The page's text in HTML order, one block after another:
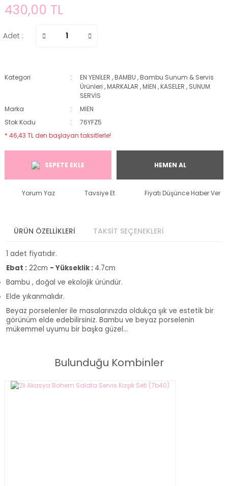
430,00 TL
Adet :
Kategori EN YENİLER ,BAMBU ,Bambu Sunum & Servis
Ürünleri ,MARKALAR ,MİEN ,KASELER , SUNUM
SERVİS
Marka
MİEN
Stok Kodu
76YFZ5
* 46,43 TL den başlayan taksitlerle!
SEPETE EKLE HEMEN AL
Yorum Yaz Tavsiye Et Fiyatı Düşünce Haber Ver
ÜRÜN ÖZELLİKLERİ TAKSİT SEÇENEKLERİ
1 adet fiyatıdır.
Ebat : 22cm - Yükseklik : 4.7cm
Bambu , doğal ve ekolojik üründür.
Elde yıkanmalıdır.
Beyaz porselenler ile masalarınızda oldukça şık ve estetik bir
görünüm elde edebilirsiniz. Bambu ve beyaz porselenin
mükemmel uyumu bir başka güzel...
Bulunduğu Kombinler